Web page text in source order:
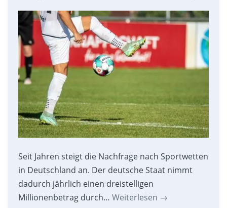
Seit Jahren steigt die Nachfrage nach Sportwetten
in Deutschland an. Der deutsche Staat nimmt
dadurch jährlich einen dreistelligen
Millionenbetrag durch… Weiterlesen →